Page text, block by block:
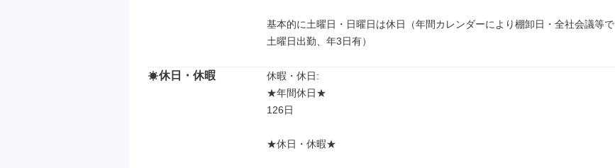
基本的に土曜日・日曜日は休日（年間カレンダーにより棚卸日・全社会議等で
土曜日出勤、年3日有）
休日・休暇
休暇・休日:
★年間休日★
126日
★休日・休暇★